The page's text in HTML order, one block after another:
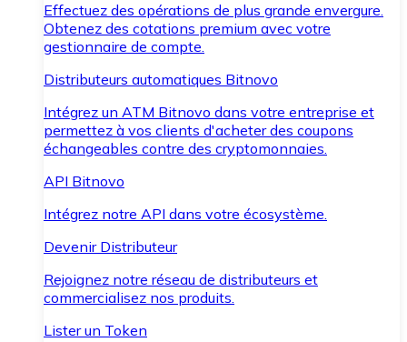
Effectuez des opérations de plus grande envergure.
Obtenez des cotations premium avec votre
gestionnaire de compte.
Distributeurs automatiques Bitnovo
Intégrez un ATM Bitnovo dans votre entreprise et
permettez à vos clients d'acheter des coupons
échangeables contre des cryptomonnaies.
API Bitnovo
Intégrez notre API dans votre écosystème.
Devenir Distributeur
Rejoignez notre réseau de distributeurs et
commercialisez nos produits.
Lister un Token